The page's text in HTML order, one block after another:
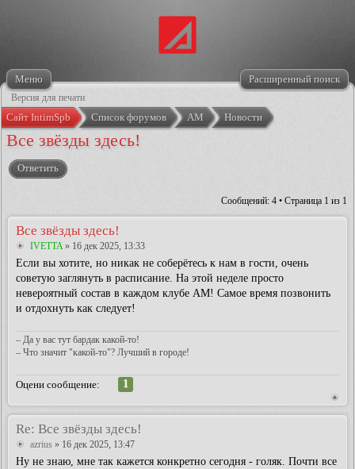
Меню Расширенный поиск
Версия для печати
Сайт IntimSpb Список форумов АМ Новости
Все звёзды здесь!
Ответить
Сообщений: 4 • Страница 1 из 1
Все звёзды здесь!
IVETTA» 16 дек 2025, 13:33
Если вы хотите, но никак не соберётесь к нам в гости, очень
советую заглянуть в расписание. На этой неделе просто
невероятный состав в каждом клубе АМ! Самое время позвонить
и отдохнуть как следует!
– Да у вас тут бардак какой-то!
– Что значит "какой-то"? Лучший в городе!
Оцени сообщение:
1
Re: Все звёзды здесь!
azrius » 16 дек 2025, 13:47
Ну не знаю, мне так кажется конкретно сегодня - голяк. Почти все